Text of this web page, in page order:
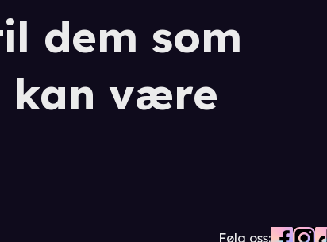
dem som
kan være
Følg oss: